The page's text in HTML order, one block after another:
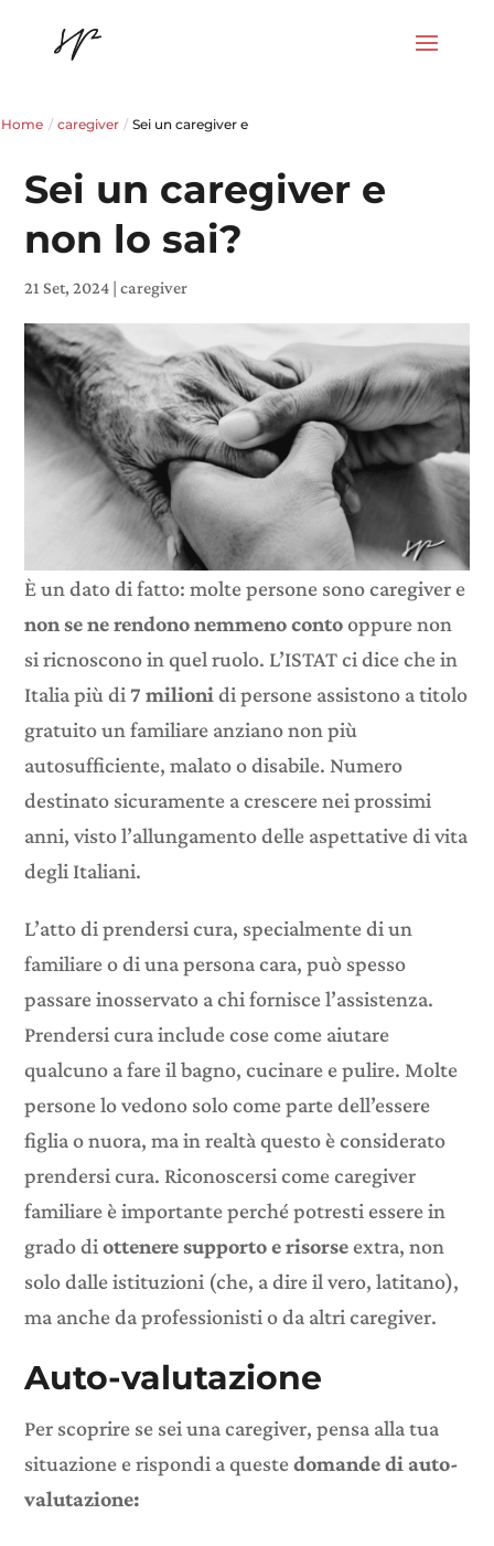
Home / caregiver / Sei un caregiver e
Sei un caregiver e
non lo sai?
21 Set, 2024 |caregiver
È un dato di fatto: molte persone sono caregiver e
non se ne rendono nemmeno contooppure non
si ricnoscono in quel ruolo. L’ISTAT ci dice che in
Italia più di 7 milioni di persone assistono a titolo
gratuito un familiare anziano non più
autosufficiente, malato o disabile. Numero
destinato sicuramente a crescere nei prossimi
anni, visto l’allungamento delle aspettative di vita
degli Italiani.
L’atto di prendersi cura, specialmente di un
familiare o di una persona cara, può spesso
passare inosservato a chi fornisce l’assistenza.
Prendersi cura include cose come aiutare
qualcuno a fare il bagno, cucinare e pulire. Molte
persone lo vedono solo come parte dell’essere
figlia o nuora, ma in realtà questo è considerato
prendersi cura. Riconoscersi comecaregiver
familiareè importante perché potresti essere in
grado diottenere supporto e risorseextra, non
solo dalle istituzioni (che, a dire il vero, latitano),
ma anche da professionisti o da altri caregiver.
Auto-valutazione
Per scoprire se sei una caregiver, pensa alla tua
situazione e rispondi a questedomande di auto-
valutazione: